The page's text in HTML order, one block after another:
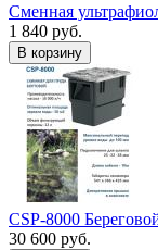
Сменная
1 840 руб.
В корзину
CSP-8000
30 600 руб.